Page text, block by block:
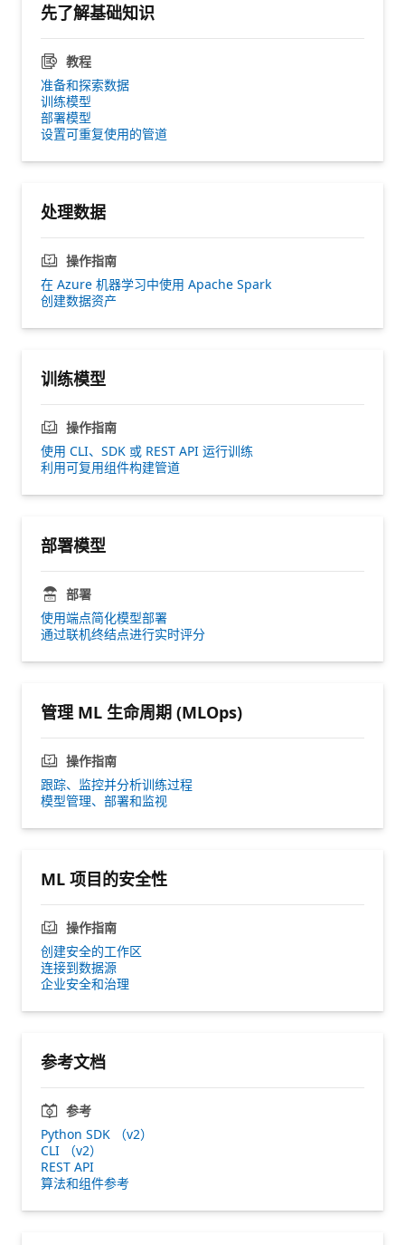
先了解基础知识
教程
准备和探索数据
训练模型
部署模型
设置可重复使用的管道
处理数据
操作指南
在 Azure 机器学习中使用 Apache Spark
创建数据资产
训练模型
操作指南
使用 CLI、SDK 或 REST API 运行训练
利用可复用组件构建管道
部署模型
部署
使用端点简化模型部署
通过联机终结点进行实时评分
管理 ML 生命周期 (MLOps)
操作指南
跟踪、监控并分析训练过程
模型管理、部署和监视
ML 项目的安全性
操作指南
创建安全的工作区
连接到数据源
企业安全和治理
参考文档
参考
Python SDK （v2）
CLI （v2）
REST API
算法和组件参考